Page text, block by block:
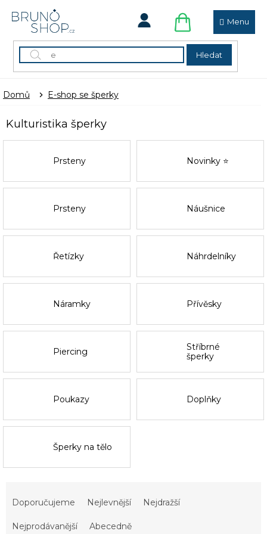
Hledat
NÁKUPNÍ
KOŠÍK
Domů E-shop se šperky
Kulturistika šperky
Prsteny Novinky ⭐
Prsteny Náušnice
Řetízky Náhrdelníky
Náramky Přívěsky
Piercing
Stříbrné
šperky
Poukazy Doplňky
Šperky na tělo
Doporučujeme Nejlevnější Nejdražší
Nejprodávanější Abecedně